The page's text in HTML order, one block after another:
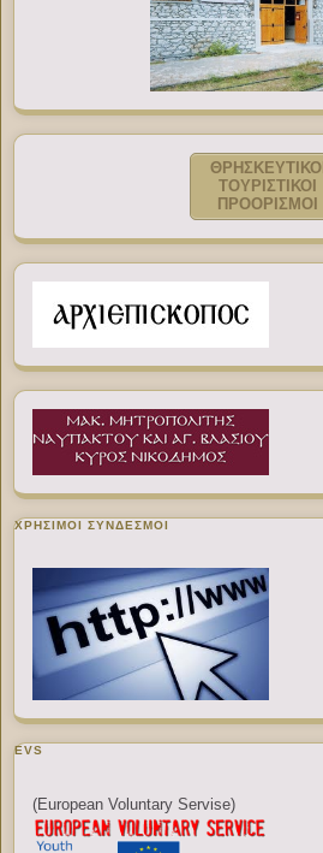
ΘΡΗΣΚΕΥΤΙΚΟΙ
ΤΟΥΡΙΣΤΙΚΟΙ
ΠΡΟΟΡΙΣΜΟΙ
ΧΡΉΣΙΜΟΙ ΣΎΝΔΕΣΜΟΙ
EVS
(European Voluntary Servise)